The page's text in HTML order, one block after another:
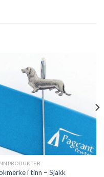
i tinn – Sjakk